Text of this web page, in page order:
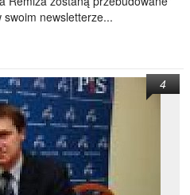
swoim newsletterze...
4